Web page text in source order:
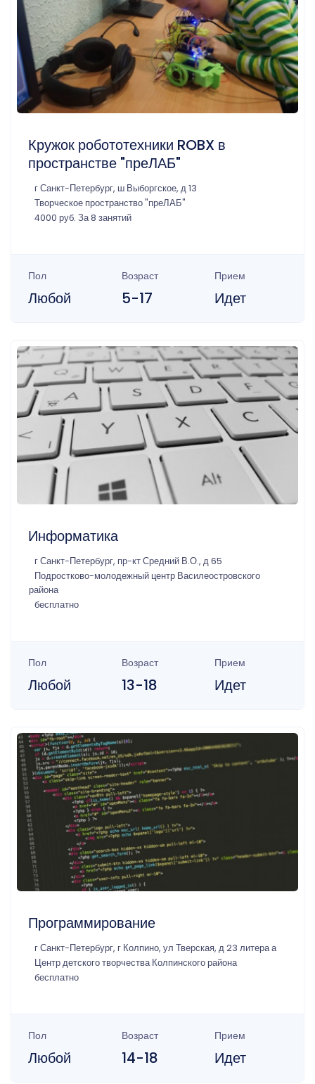
Кружок робототехники ROBX в
пространстве "преЛАБ"
г Санкт-Петербург, ш Выборгское, д 13
Творческое пространство "преЛАБ"
4000 руб. За 8 занятий
Пол
Любой
Возраст
5-17
Прием
Идет
Информатика
г Санкт-Петербург, пр-кт Средний В.О., д 65
Подростково-молодежный центр Василеостровского
района
бесплатно
Пол
Любой
Возраст
13-18
Прием
Идет
Программирование
г Санкт-Петербург, г Колпино, ул Тверская, д 23 литера а
Центр детского творчества Колпинского района
бесплатно
Пол
Любой
Возраст
14-18
Прием
Идет